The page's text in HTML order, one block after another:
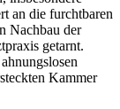
an die furchtbaren
Nachbau der
getarnt.
Kammer